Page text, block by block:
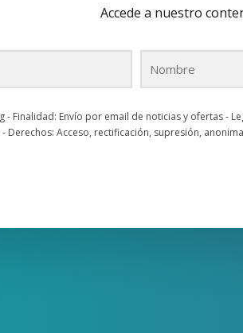
Accede a nuestro
- Finalidad: Envío por email de noticias y ofertas -
- Derechos: Acceso, rectificación, supresión,